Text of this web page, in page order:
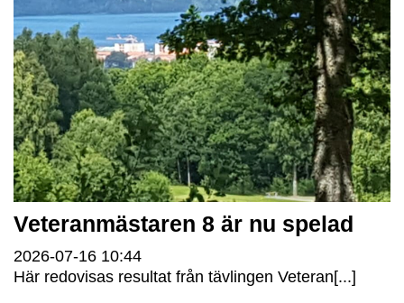
Veteranmästaren 8 är nu spelad
2026-07-16 10:44
Här redovisas resultat från tävlingen Veteran[...]